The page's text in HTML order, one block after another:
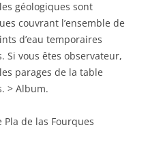
géologiques sont
couvrant l’ensemble de
d’eau temporaires
vous êtes observateur,
parages de la table
> Album.
Pla de las Fourques